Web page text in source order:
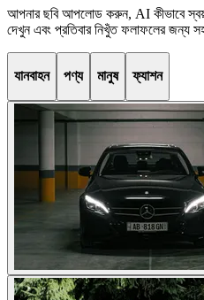
আপনার ছবি আপলোড করুন, AI কীভাবে
দেখুন এবং প্রতিবার নিখুঁত ফলাফলের জন্য
যানবাহন পণ্য মানুষ ফ্যাশন